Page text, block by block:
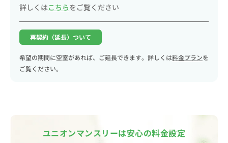
詳しくはこちらをご覧ください
再契約（延長）ついて
希望の期間に空室があれば、ご延長できます。詳しくは料金プランを
ご覧ください。
ユニオンマンスリーは安心の料金設定